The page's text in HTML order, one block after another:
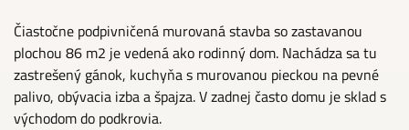
Čiastočne podpivničená murovaná stavba so zastavanou
plochou 86 m2 je vedená ako rodinný dom. Nachádza sa tu
zastrešený gánok, kuchyňa s murovanou pieckou na pevné
palivo, obývacia izba a špajza. V zadnej často domu je sklad s
východom do podkrovia.